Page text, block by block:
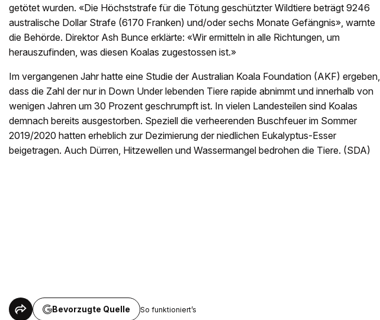
getötet wurden. «Die Höchststrafe für die Tötung geschützter Wildtiere beträgt 9246
australische Dollar Strafe (6170 Franken) und/oder sechs Monate Gefängnis», warnte
die Behörde. Direktor Ash Bunce erklärte: «Wir ermitteln in alle Richtungen, um
herauszufinden, was diesen Koalas zugestossen ist.»
Im vergangenen Jahr hatte eine Studie der Australian Koala Foundation (AKF) ergeben,
dass die Zahl der nur in Down Under lebenden Tiere rapide abnimmt und innerhalb von
wenigen Jahren um 30 Prozent geschrumpft ist. In vielen Landesteilen sind Koalas
demnach bereits ausgestorben. Speziell die verheerenden Buschfeuer im Sommer
2019/2020 hatten erheblich zur Dezimierung der niedlichen Eukalyptus-Esser
beigetragen. Auch Dürren, Hitzewellen und Wassermangel bedrohen die Tiere. (SDA)
Bevorzugte Quelle So funktioniert’s